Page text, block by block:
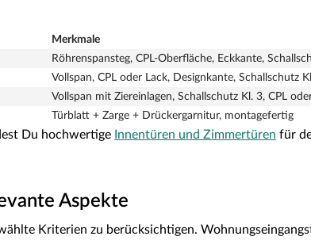
Merkmale
Röhrenspansteg, CPL-Oberfläche, Eckkante,
Vollspan, CPL oder Lack, Designkante, Schallschutz
Vollspan mit Ziereinlagen, Schallschutz Kl. 3, CPL
Türblatt + Zarge + Drückergarnitur, montagefertig
Du hochwertige Innentüren und Zimmertüren für
Aspekte
Kriterien zu berücksichtigen.